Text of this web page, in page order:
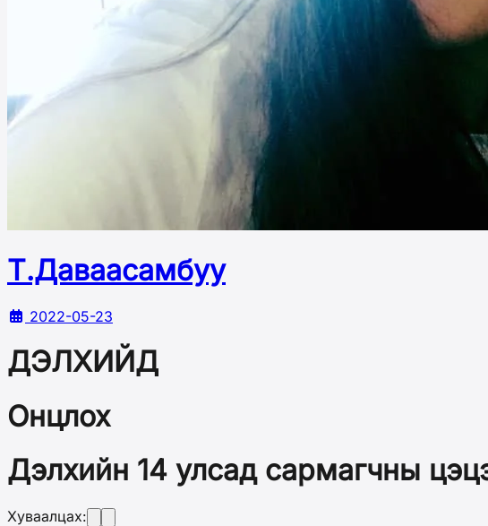
Т.Даваасамбуу
2022-05-23
ДЭЛХИЙД
Онцлох
Дэлхийн 14 улсад сармагчны
Хуваалцах: